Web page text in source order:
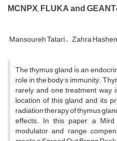
MCNPX, FLUKA and
Mansoureh Tatari Zahra
The thymus gland is an
role in the body’s immunity.
rarely and one treatment
location of this gland and its
radiation therapy of thymus
effects. In this paper, a
modulator and range